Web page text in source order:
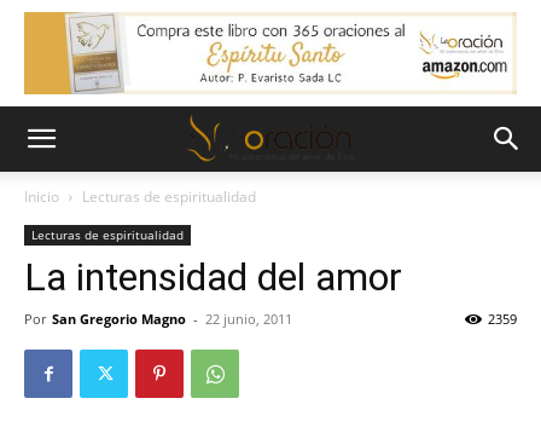
Inicio Lecturas de espiritualidad
Lecturas de espiritualidad
La intensidad del amor
Por San Gregorio Magno - 22 junio, 2011 2359